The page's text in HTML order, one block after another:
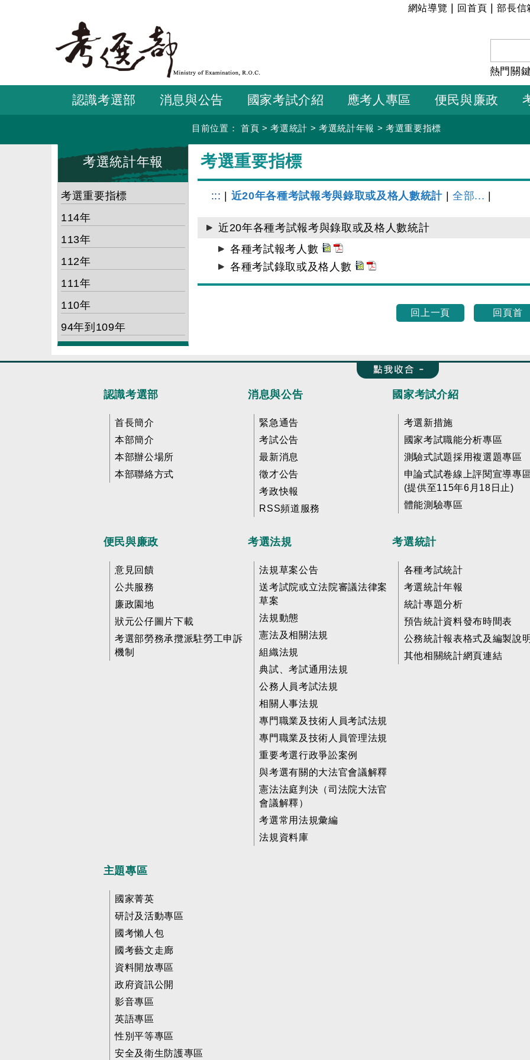
要
容
:::
網站導覽 回首頁 |部長信
熱門關
認識考選部 消息與公告 國家考試介紹 應考人專區 便民與廉政
目前位置： 首頁 >考選統計 >考選統計年報 >考選重要指標
考選統計年報
考選重要指標
114年
113年
112年
111年
110年
94年到109年
考選重要指標
::: 近20年各種考試報考與錄取或及格人數統計 |全部...
近20年各種考試報考與錄取或及格人數統計
各種考試報考人數
各種考試錄取或及格人數
回上一頁 回頁首
收合 FatFooter
認識考選部
首長簡介
本部簡介
本部辦公場所
本部聯絡方式
消息與公告
緊急通告
考試公告
最新消息
徵才公告
考政快報
RSS頻道服務
國家考試介紹
考選新措施
國家考試職能分析專區
測驗式試題採用複選題專區
申論式試卷線上評閱宣導專
(提供至115年6月18日止)
體能測驗專區
便民與廉政
意見回饋
公共服務
廉政園地
狀元公仔圖片下載
考選部勞務承攬派駐勞工申訴
機制
考選法規
法規草案公告
送考試院或立法院審議法律案
草案
法規動態
憲法及相關法規
組織法規
典試、考試通用法規
公務人員考試法規
相關人事法規
專門職業及技術人員考試法規
專門職業及技術人員管理法規
重要考選行政爭訟案例
與考選有關的大法官會議解釋
憲法法庭判決（司法院大法官
會議解釋）
考選常用法規彙編
法規資料庫
考選統計
各種考試統計
考選統計年報
統計專題分析
預告統計資料發布時間表
公務統計報表格式及編製說
其他相關統計網頁連結
主題專區
國家菁英
研討及活動專區
國考懶人包
國考藝文走廊
資料開放專區
政府資訊公開
影音專區
英語專區
性別平等專區
安全及衛生防護專區